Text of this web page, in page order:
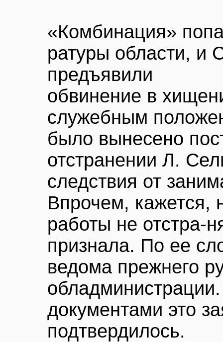
«Комбинация»
ратуры области, и
предъявили
обвинение в
служебным
было вынесено
отстранении Л.
следствия от
Впрочем, кажется,
работы не отстра-
признала. По ее
ведома прежнего
документами это
подтвердилось.